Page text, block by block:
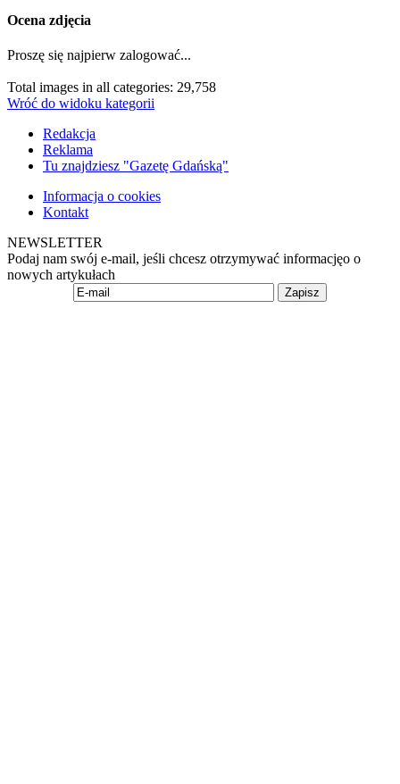
Ocena zdjęcia
Proszę się najpierw zalogować...
Total images in all categories: 29,758
Wróć do widoku kategorii
Redakcja
Reklama
Tu znajdziesz "Gazetę Gdańską"
Informacja o cookies
Kontakt
NEWSLETTER
Podaj nam swój e-mail, jeśli chcesz otrzymywać informacjęo o
nowych artykułach
Zapisz